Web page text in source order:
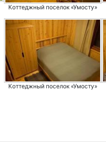
Коттеджный поселок «Умосту»
Коттеджный поселок «Умосту»